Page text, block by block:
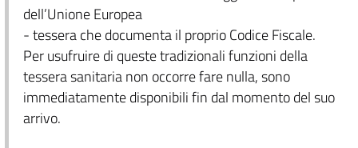
dell’Unione Europea
- tessera che documenta il proprio Codice Fiscale.
Per usufruire di queste tradizionali funzioni della
tessera sanitaria non occorre fare nulla, sono
immediatamente disponibili fin dal momento del suo
arrivo.